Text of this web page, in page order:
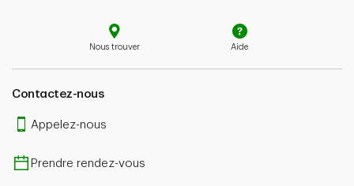
Nous trouver Aide
Contactez-nous
Appelez-nous
Prendre rendez-vous